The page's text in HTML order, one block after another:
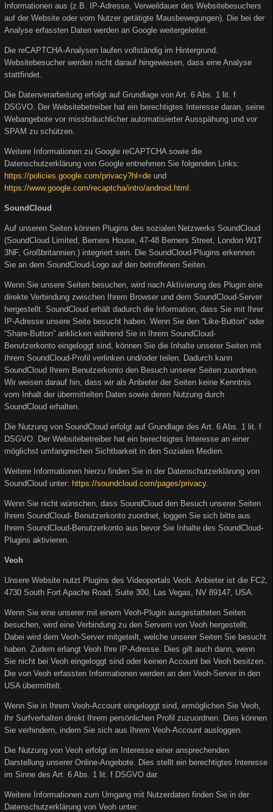
Informationen aus (z.B. IP-Adresse, Verweildauer des Websitebesuchers
auf der Website oder vom Nutzer getätigte Mausbewegungen). Die bei der
Analyse erfassten Daten werden an Google weitergeleitet.
Die reCAPTCHA-Analysen laufen vollständig im Hintergrund.
Websitebesucher werden nicht darauf hingewiesen, dass eine Analyse
stattfindet.
Die Datenverarbeitung erfolgt auf Grundlage von Art. 6 Abs. 1 lit. f
DSGVO. Der Websitebetreiber hat ein berechtigtes Interesse daran, seine
Webangebote vor missbräuchlicher automatisierter Ausspähung und vor
SPAM zu schützen.
Weitere Informationen zu Google reCAPTCHA sowie die
Datenschutzerklärung von Google entnehmen Sie folgenden Links:
https://policies.google.com/privacy?hl=de und
https://www.google.com/recaptcha/intro/android.html
SoundCloud
Auf unseren Seiten können Plugins des sozialen Netzwerks SoundCloud
(SoundCloud Limited, Berners House, 47-48 Berners Street, London W1T
3NF, Großbritannien.) integriert sein. Die SoundCloud-Plugins erkennen
Sie an dem SoundCloud-Logo auf den betroffenen Seiten.
Wenn Sie unsere Seiten besuchen, wird nach Aktivierung des Plugin eine
direkte Verbindung zwischen Ihrem Browser und dem SoundCloud-Server
hergestellt. SoundCloud erhält dadurch die Information, dass Sie mit Ihrer
IP-Adresse unsere Seite besucht haben. Wenn Sie den “Like-Button” oder
“Share-Button” anklicken während Sie in Ihrem SoundCloud-
Benutzerkonto eingeloggt sind, können Sie die Inhalte unserer Seiten mit
Ihrem SoundCloud-Profil verlinken und/oder teilen. Dadurch kann
SoundCloud Ihrem Benutzerkonto den Besuch unserer Seiten zuordnen.
Wir weisen darauf hin, dass wir als Anbieter der Seiten keine Kenntnis
vom Inhalt der übermittelten Daten sowie deren Nutzung durch
SoundCloud erhalten.
Die Nutzung von SoundCloud erfolgt auf Grundlage des Art. 6 Abs. 1 lit. f
DSGVO. Der Websitebetreiber hat ein berechtigtes Interesse an einer
möglichst umfangreichen Sichtbarkeit in den Sozialen Medien.
Weitere Informationen hierzu finden Sie in der Datenschutzerklärung von
SoundCloud unter: https://soundcloud.com/pages/privacy.
Wenn Sie nicht wünschen, dass SoundCloud den Besuch unserer Seiten
Ihrem SoundCloud- Benutzerkonto zuordnet, loggen Sie sich bitte aus
Ihrem SoundCloud-Benutzerkonto aus bevor Sie Inhalte des SoundCloud-
Plugins aktivieren.
Veoh
Unsere Website nutzt Plugins des Videoportals Veoh. Anbieter ist die FC2,
4730 South Fort Apache Road, Suite 300, Las Vegas, NV 89147, USA.
Wenn Sie eine unserer mit einem Veoh-Plugin ausgestatteten Seiten
besuchen, wird eine Verbindung zu den Servern von Veoh hergestellt.
Dabei wird dem Veoh-Server mitgeteilt, welche unserer Seiten Sie besucht
haben. Zudem erlangt Veoh Ihre IP-Adresse. Dies gilt auch dann, wenn
Sie nicht bei Veoh eingeloggt sind oder keinen Account bei Veoh besitzen.
Die von Veoh erfassten Informationen werden an den Veoh-Server in den
USA übermittelt.
Wenn Sie in Ihrem Veoh-Account eingeloggt sind, ermöglichen Sie Veoh,
Ihr Surfverhalten direkt Ihrem persönlichen Profil zuzuordnen. Dies können
Sie verhindern, indem Sie sich aus Ihrem Veoh-Account ausloggen.
Die Nutzung von Veoh erfolgt im Interesse einer ansprechenden
Darstellung unserer Online-Angebote. Dies stellt ein berechtigtes Interesse
im Sinne des Art. 6 Abs. 1 lit. f DSGVO dar.
Weitere Informationen zum Umgang mit Nutzerdaten finden Sie in der
Datenschutzerklärung von Veoh unter: